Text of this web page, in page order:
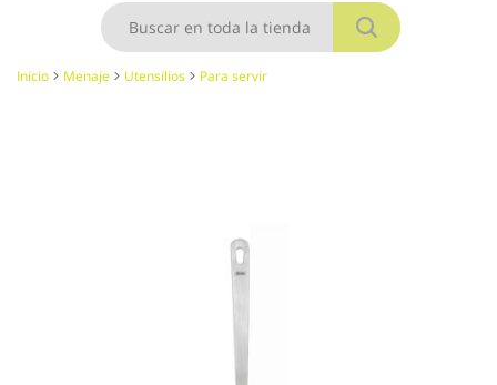
Buscar
Inicio Menaje Utensilios Para servir